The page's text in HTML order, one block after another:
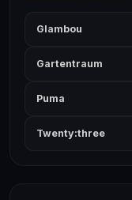
Glambou
Gartentraum
Puma
Twenty:three